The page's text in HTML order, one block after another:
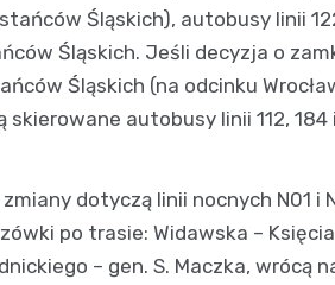
Śląskich), autobusy linii
Śląskich. Jeśli decyzja o
Śląskich (na odcinku
skierowane autobusy linii 112, 184
zmiany dotyczą linii nocnych N01
po trasie: Widawska –
– gen. S. Maczka,